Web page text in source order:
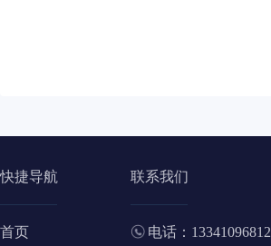
快捷导航
首页
联系我们
电话：13341096812